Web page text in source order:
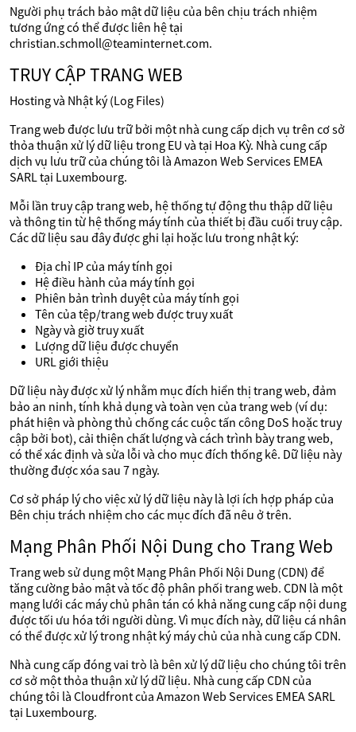
Người phụ trách bảo mật dữ liệu của bên chịu trách nhiệm
tương ứng có thể được liên hệ tại
christian.schmoll@teaminternet.com.
TRUY CẬP TRANG WEB
Hosting và Nhật ký (Log Files)
Trang web được lưu trữ bởi một nhà cung cấp dịch vụ trên cơ sở
thỏa thuận xử lý dữ liệu trong EU và tại Hoa Kỳ. Nhà cung cấp
dịch vụ lưu trữ của chúng tôi là Amazon Web Services EMEA
SARL tại Luxembourg.
Mỗi lần truy cập trang web, hệ thống tự động thu thập dữ liệu
và thông tin từ hệ thống máy tính của thiết bị đầu cuối truy cập.
Các dữ liệu sau đây được ghi lại hoặc lưu trong nhật ký:
Địa chỉ IP của máy tính gọi
Hệ điều hành của máy tính gọi
Phiên bản trình duyệt của máy tính gọi
Tên của tệp/trang web được truy xuất
Ngày và giờ truy xuất
Lượng dữ liệu được chuyển
URL giới thiệu
Dữ liệu này được xử lý nhằm mục đích hiển thị trang web, đảm
bảo an ninh, tính khả dụng và toàn vẹn của trang web (ví dụ:
phát hiện và phòng thủ chống các cuộc tấn công DoS hoặc truy
cập bởi bot), cải thiện chất lượng và cách trình bày trang web,
có thể xác định và sửa lỗi và cho mục đích thống kê. Dữ liệu này
thường được xóa sau 7 ngày.
Cơ sở pháp lý cho việc xử lý dữ liệu này là lợi ích hợp pháp của
Bên chịu trách nhiệm cho các mục đích đã nêu ở trên.
Mạng Phân Phối Nội Dung cho Trang Web
Trang web sử dụng một Mạng Phân Phối Nội Dung (CDN) để
tăng cường bảo mật và tốc độ phân phối trang web. CDN là một
mạng lưới các máy chủ phân tán có khả năng cung cấp nội dung
được tối ưu hóa tới người dùng. Vì mục đích này, dữ liệu cá nhân
có thể được xử lý trong nhật ký máy chủ của nhà cung cấp CDN.
Nhà cung cấp đóng vai trò là bên xử lý dữ liệu cho chúng tôi trên
cơ sở một thỏa thuận xử lý dữ liệu. Nhà cung cấp CDN của
chúng tôi là Cloudfront của Amazon Web Services EMEA SARL
tại Luxembourg.